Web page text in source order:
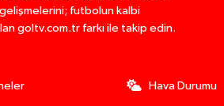
gelişmelerini; futbolun kalbi
goltv.com.tr farkı ile takip edin.
Hava Durumu